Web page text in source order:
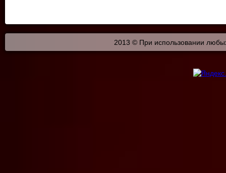
2013 © При использовании